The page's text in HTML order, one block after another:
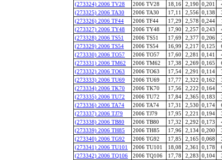
(273324) 2006 TV28
2006 TV28 18,16 2,190 0,201
(273325) 2006 TA30
2006 TA30 17,11 2,556 0,138
(273326) 2006 TF44
2006 TF44 17,29 2,578 0,244
(273327) 2006 TY48
2006 TY48 17,90 2,257 0,243
(273328) 2006 TS51
2006 TS51 17,69 2,377 0,206
(273329) 2006 TS54
2006 TS54 16,99 2,217 0,125
(273330) 2006 TO57
2006 TO57 17,60 2,281 0,141
(273331) 2006 TM62
2006 TM62 17,38 2,269 0,165
(273332) 2006 TO63
2006 TO63 17,54 2,291 0,114
(273333) 2006 TU69
2006 TU69 17,77 2,322 0,162
(273334) 2006 TK70
2006 TK70 17,56 2,222 0,164
(273335) 2006 TU72
2006 TU72 17,84 2,365 0,183
(273336) 2006 TA74
2006 TA74 17,31 2,530 0,174
(273337) 2006 TJ79
2006 TJ79 17,95 2,221 0,194
(273338) 2006 TB80
2006 TB80 17,32 2,292 0,173
(273339) 2006 TH85
2006 TH85 17,96 2,134 0,200
(273340) 2006 TG92
2006 TG92 17,85 2,165 0,068
(273341) 2006 TU101
2006 TU101 18,08 2,361 0,178
(273342) 2006 TQ106
2006 TQ106 17,78 2,283 0,104